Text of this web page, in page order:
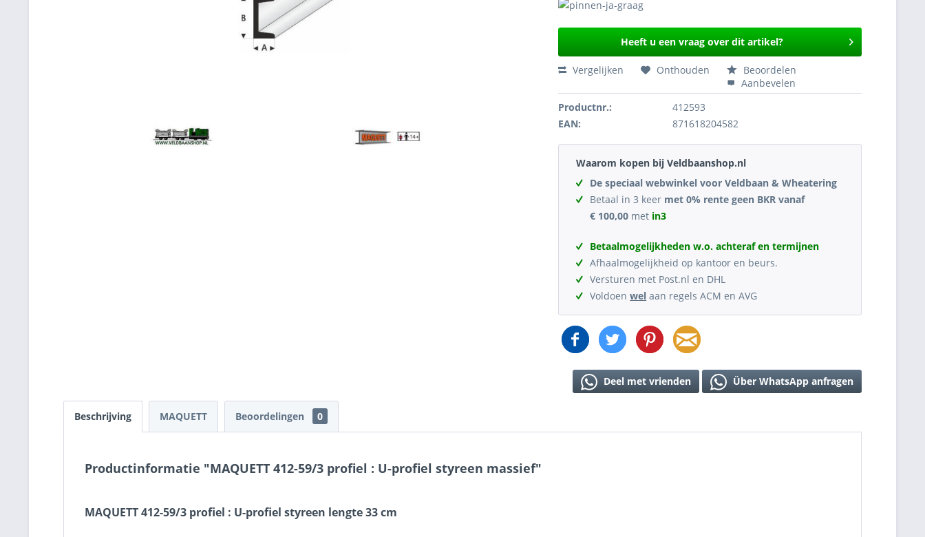
Heeft u een vraag over dit artikel?
Vergelijken Onthouden
Beoordelen
Aanbevelen
Productnr.:
412593
EAN:
871618204582
Waarom kopen bij Veldbaanshop.nl
De speciaal webwinkel voor Veldbaan & Wheatering
Betaal in 3 keer met 0% rente geen BKR vanaf
€ 100,00 met in3
Betaalmogelijkheden w.o. achteraf en termijnen
Afhaalmogelijkheid op kantoor en beurs.
Versturen met Post.nl en DHL
Voldoenwel aan regels ACM en AVG
Deel met vrienden Über WhatsApp anfragen
Beschrijving MAQUETT Beoordelingen 0
Productinformatie "MAQUETT 412-59/3 profiel : U-profiel styreen massief"
MAQUETT 412-59/3 profiel : U-profiel styreen lengte 33 cm